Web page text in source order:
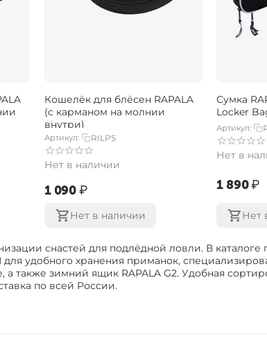
снастей для подлёдной ловли. В
для удобного хранения приманок,
а также зимний ящик RAPALA G2. Удобная
по всей России.
Кошелёк для блёсен RAPALA
(с карманом на молнии
внутри)
Артикул: RILPS
Нет в наличии
‍1 090‍₽
Нет в наличии
Сумка
Locker
Артикул:
Нет в
‍1 890‍₽
Нет